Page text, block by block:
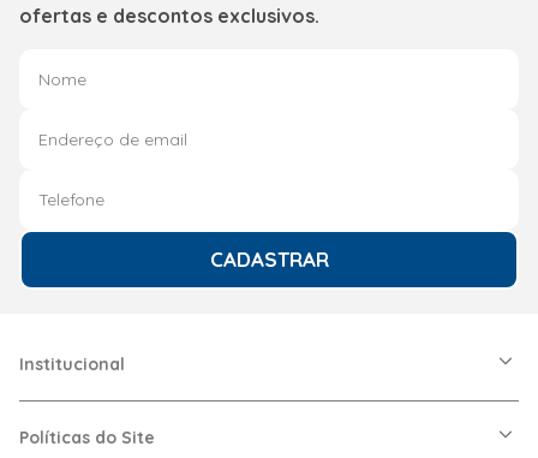
ofertas e descontos exclusivos.
CADASTRAR
Institucional
Nossas Lojas
Políticas do Site